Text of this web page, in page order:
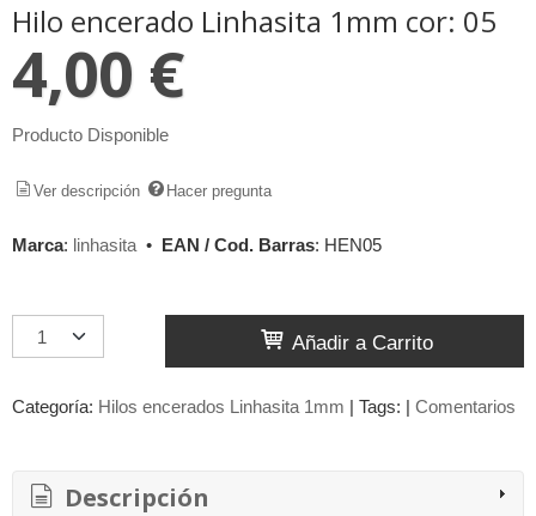
Hilo encerado Linhasita 1mm cor: 05
4,00 €
Producto Disponible
Ver descripción Hacer pregunta
Marca: linhasita • EAN / Cod. Barras: HEN05
Añadir a Carrito
Categoría: Hilos encerados Linhasita 1mm | Tags: | Comentarios
Descripción